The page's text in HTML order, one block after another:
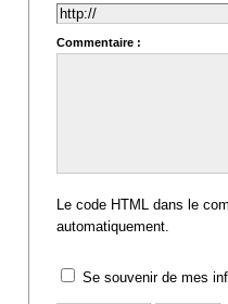
Commentaire :
Le code HTML dans le
automatiquement.
Se souvenir de mes